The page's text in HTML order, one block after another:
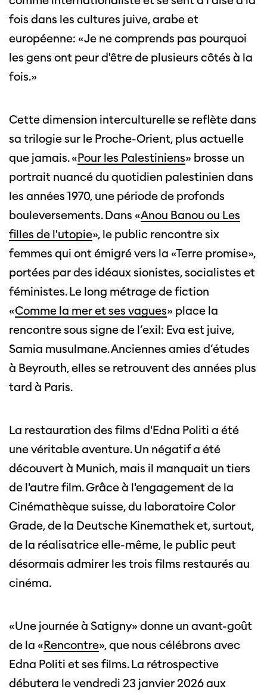
Cette page ne s'affiche pas de manière
optimale avec Internet Explorer. Veuillez
utiliser un autre navigateur.
fois dans les cultures juive, arabe et
européenne: «Je ne comprends pas pourquoi
les gens ont peur d'être de plusieurs côtés à la
fois.»
Cette dimension interculturelle se reflète dans
sa trilogie sur le Proche-Orient, plus actuelle
que jamais. «Pour les Palestiniens» brosse un
portrait nuancé du quotidien palestinien dans
les années 1970, une période de profonds
bouleversements. Dans «Anou Banou ou Les
filles de l'utopie», le public rencontre six
femmes qui ont émigré vers la «Terre promise»,
portées par des idéaux sionistes, socialistes et
féministes. Le long métrage de fiction
«Comme la mer et ses vagues» place la
rencontre sous signe de l’exil: Eva est juive,
Samia musulmane. Anciennes amies d’études
à Beyrouth, elles se retrouvent des années plus
tard à Paris.
La restauration des films d'Edna Politi a été
une véritable aventure. Un négatif a été
découvert à Munich, mais il manquait un tiers
de l'autre film. Grâce à l'engagement de la
Cinémathèque suisse, du laboratoire Color
Grade, de la Deutsche Kinemathek et, surtout,
de la réalisatrice elle-même, le public peut
désormais admirer les trois films restaurés au
cinéma.
«Une journée à Satigny» donne un avant-goût
de la «Rencontre», que nous célébrons avec
Edna Politi et ses films. La rétrospective
débutera le vendredi 23 janvier 2026 aux